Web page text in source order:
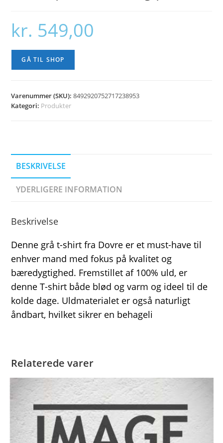
kr. 549,00
GÅ TIL SHOP
Varenummer (SKU):8492920752717238953
Kategori: Produkter
BESKRIVELSE
YDERLIGERE INFORMATION
Beskrivelse
Denne grå t-shirt fra Dovre er et must-have til
enhver mand med fokus på kvalitet og
bæredygtighed. Fremstillet af 100% uld, er
denne T-shirt både blød og varm og ideel til de
kolde dage. Uldmaterialet er også naturligt
åndbart, hvilket sikrer en behageli
Relaterede varer